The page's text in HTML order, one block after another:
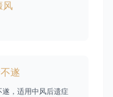
风
遂
，适用中风后遗症